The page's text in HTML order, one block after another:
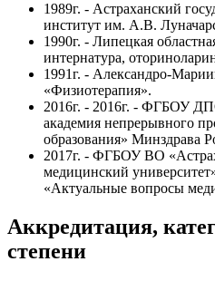
1989г. - Астраханский
институт им. А.В.
1990г. - Липецкая
интернатура,
1991г. - Александро-
«Физиотерапия».
2016г. - 2016г. - ФГБОУ
академия непрерывного
образования» Минздрава
2017г. - ФГБОУ ВО
медицинский
«Актуальные вопросы
Аккредитация,
степени